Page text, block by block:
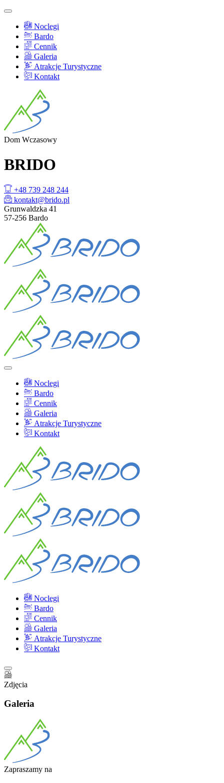
Noclegi
Bardo
Cennik
Galeria
Atrakcje Turystyczne
Kontakt
Dom Wczasowy
BRIDO
+48 739 248 244
kontakt@brido.pl
Grunwaldzka 41
57-256 Bardo
Noclegi
Bardo
Cennik
Galeria
Atrakcje Turystyczne
Kontakt
Noclegi
Bardo
Cennik
Galeria
Atrakcje Turystyczne
Kontakt
Zdjęcia
Galeria
Zapraszamy na